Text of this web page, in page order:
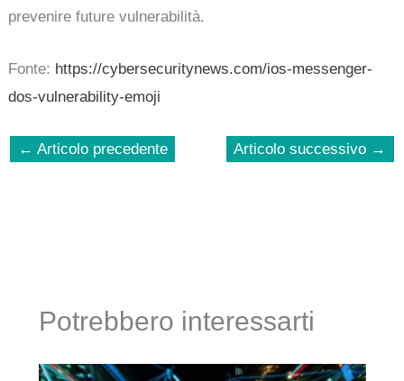
prevenire future vulnerabilità.
Fonte: https://cybersecuritynews.com/ios-messenger-
dos-vulnerability-emoji
← Articolo precedente Articolo successivo →
Potrebbero interessarti